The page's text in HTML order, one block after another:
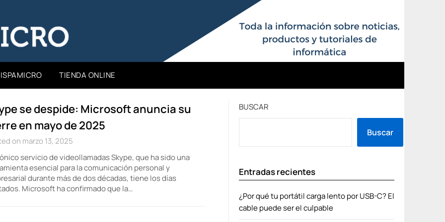
TIENDA ONLINE
se despide: Microsoft anuncia su
en mayo de 2025
on marzo 13, 2025
servicio de videollamadas Skype, que ha sido una
esencial para la comunicación personal y
durante más de dos décadas, tiene los días
Microsoft ha confirmado que la…
BUSCAR
Buscar
Entradas recientes
¿Por qué tu portátil carga lento por USB-C? El
cable puede ser el culpable